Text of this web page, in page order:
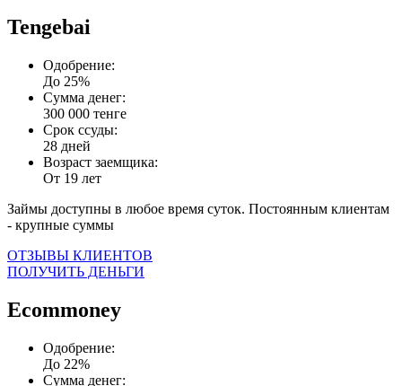
Tengebai
Одобрение:
До 25%
Сумма денег:
300 000 тенге
Срок ссуды:
28 дней
Возраст заемщика:
От 19 лет
Займы доступны в любое время суток. Постоянным клиентам
- крупные суммы
ОТЗЫВЫ КЛИЕНТОВ
ПОЛУЧИТЬ ДЕНЬГИ
Ecommoney
Одобрение:
До 22%
Сумма денег: